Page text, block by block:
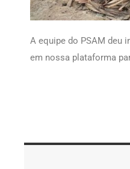
A equipe do PSAM deu
em nossa plataforma